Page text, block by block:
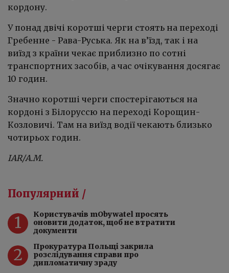
кордону.
У понад двічі коротші черги стоять на переході
Гребенне - Рава-Руська. Як на в’їзд, так і на
виїзд з країни чекає приблизно по сотні
транспортних засобів, а час очікування досягає
10 годин.
Значно коротші черги спостерігаються на
кордоні з Білоруссю на переході Корощин-
Козловичі. Там на виїзд водії чекають близько
чотирьох годин.
IAR/А.М.
Популярний /
1
Користувачів mObywatel просять
оновити додаток, щоб не втратити
документи
2
Прокуратура Польщі закрила
розслідування справи про
дипломатичну зраду